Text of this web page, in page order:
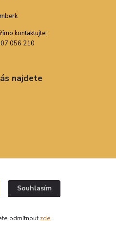
kontaktujte:
056 210
najdete
Souhlasím
odmítnout zde.